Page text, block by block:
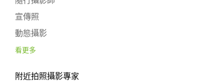
宣傳照
動態攝影
看更多
附近拍照攝影專家